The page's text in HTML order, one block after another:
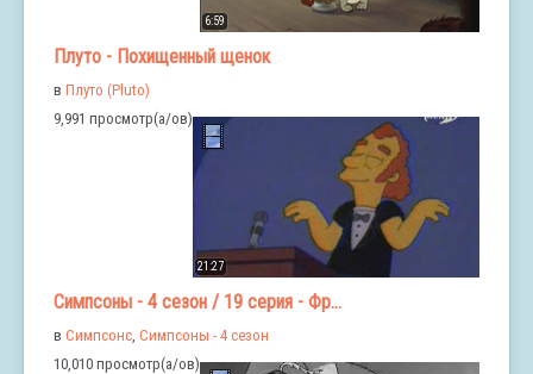
6:59
Плуто - Похищенный щенок
в Плуто (Pluto)
9,991 просмотр(а/ов)
21:27
Симпсоны - 4 сезон / 19 серия - Фр...
в Симпсонс Симпсоны - 4 сезон
10,010 просмотр(а/ов)